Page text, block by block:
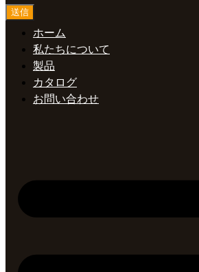
送信
ホーム
私たちについて
製品
カタログ
お問い合わせ